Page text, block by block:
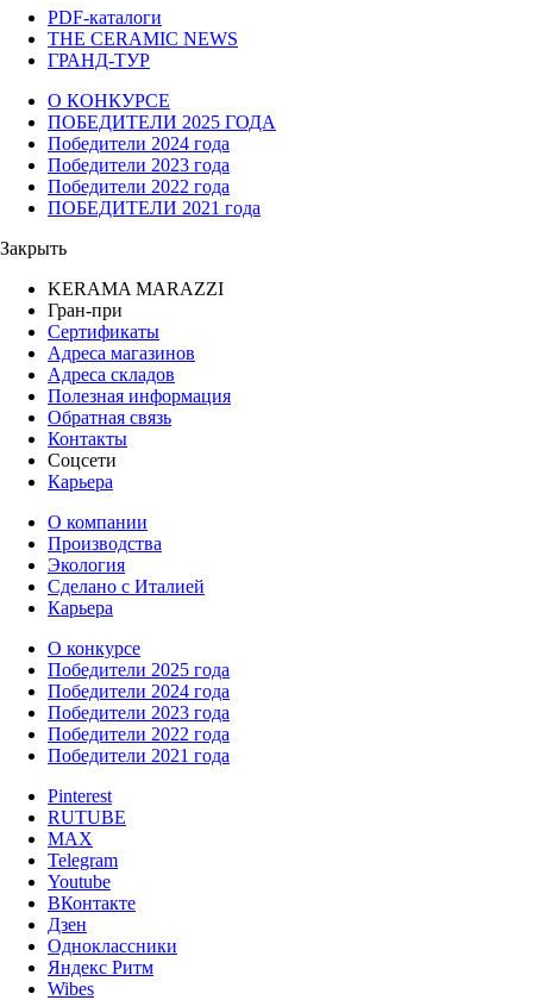
PDF-каталоги
THE CERAMIC NEWS
ГРАНД-ТУР
О КОНКУРСЕ
ПОБЕДИТЕЛИ 2025 ГОДА
Победители 2024 года
Победители 2023 года
Победители 2022 года
ПОБЕДИТЕЛИ 2021 года
Закрыть
KERAMA MARAZZI
Гран-при
Сертификаты
Адреса магазинов
Адреса складов
Полезная информация
Обратная связь
Контакты
Соцсети
Карьера
О компании
Производства
Экология
Сделано с Италией
Карьера
О конкурсе
Победители 2025 года
Победители 2024 года
Победители 2023 года
Победители 2022 года
Победители 2021 года
Pinterest
RUTUBE
MAX
Telegram
Youtube
ВКонтакте
Дзен
Одноклассники
Яндекс Ритм
Wibes